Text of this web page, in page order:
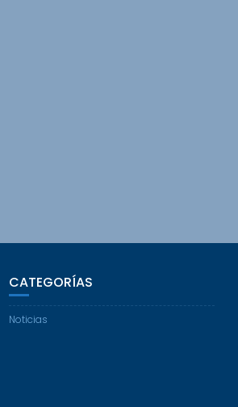
CATEGORÍAS
Noticias